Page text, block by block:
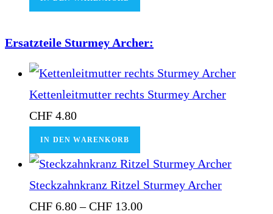
Ersatzteile Sturmey Archer:
Kettenleitmutter rechts Sturmey Archer
CHF 4.80
IN DEN WARENKORB
Steckzahnkranz Ritzel Sturmey Archer
CHF 6.80–CHF 13.00